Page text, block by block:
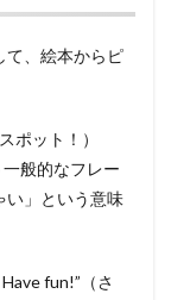
て、絵本からピ
ポット！）
般的なフレー
い」という意味
fun!”（さ